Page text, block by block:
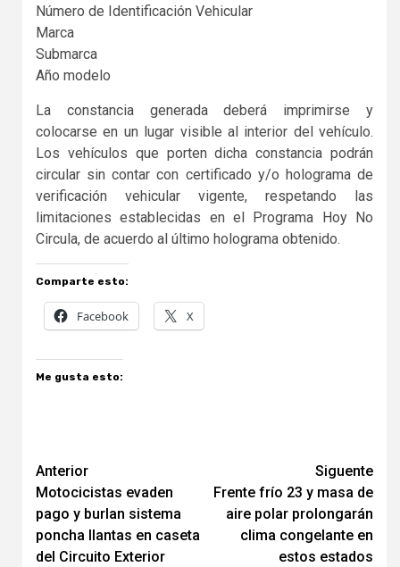
Número de Identificación Vehicular
Marca
Submarca
Año modelo
La constancia generada deberá imprimirse y
colocarse en un lugar visible al interior del vehículo.
Los vehículos que porten dicha constancia podrán
circular sin contar con certificado y/o holograma de
verificación vehicular vigente, respetando las
limitaciones establecidas en el Programa Hoy No
Circula, de acuerdo al último holograma obtenido.
Comparte esto:
Facebook X
Me gusta esto:
Navegación
de
entradas
Anterior
Motocicistas evaden
pago y burlan sistema
poncha llantas en caseta
del Circuito Exterior
Siguente
Frente frío 23 y masa de
aire polar prolongarán
clima congelante en
estos estados